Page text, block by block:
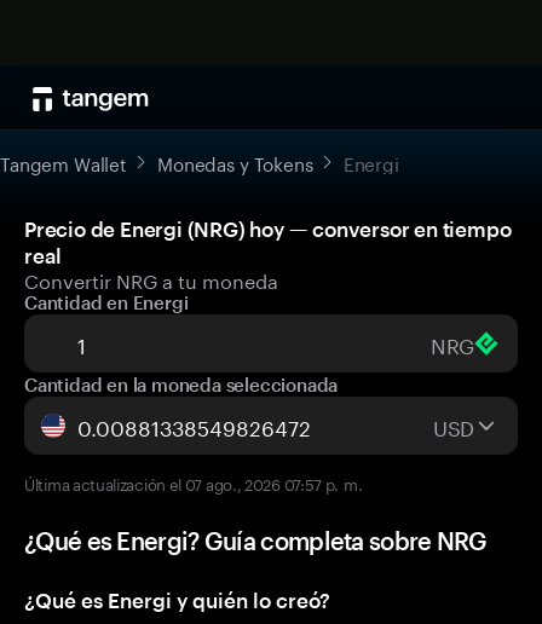
Tangem Wallet Monedas y Tokens Energi
Precio de Energi (NRG) hoy — conversor en tiempo
real
Convertir NRG a tu moneda
Cantidad en Energi
NRG
Cantidad en la moneda seleccionada
USD
Última actualización el 07 ago., 2026 07:57 p. m.
¿Qué es Energi? Guía completa sobre NRG
¿Qué es Energi y quién lo creó?